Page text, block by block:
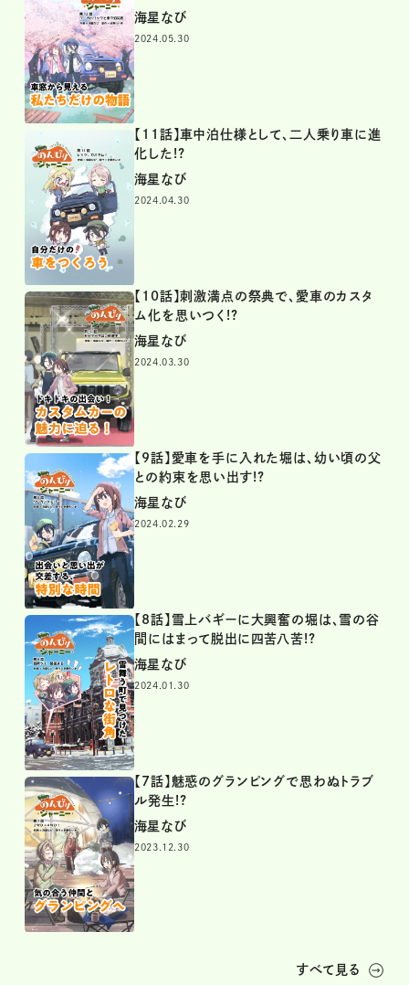
海星なび
2024.05.30
【11話】車中泊仕様として、二人乗り車に進
化した!?
海星なび
2024.04.30
【10話】刺激満点の祭典で、愛車のカスタ
ム化を思いつく!?
海星なび
2024.03.30
【9話】愛車を手に入れた堀は、幼い頃の父
との約束を思い出す!?
海星なび
2024.02.29
【8話】雪上バギーに大興奮の堀は、雪の谷
間にはまって脱出に四苦八苦!?
海星なび
2024.01.30
【7話】魅惑のグランピングで思わぬトラブ
ル発生!?
海星なび
2023.12.30
すべて見る